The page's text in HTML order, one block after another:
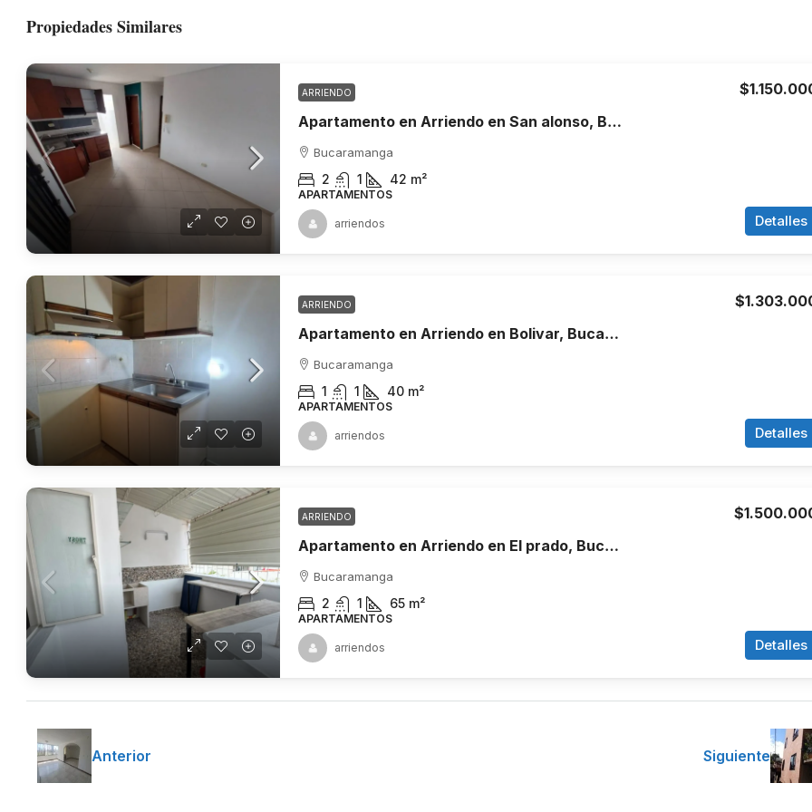
Propiedades Similares
ARRIENDO
Apartamento en Arriendo en San alonso, Bucaramanga
Bucaramanga
2 1 42 m²
APARTAMENTOS
Detalles
arriendos
ARRIENDO
Apartamento en Arriendo en Bolivar, Bucaramanga
Bucaramanga
1 1 40 m²
APARTAMENTOS
Detalles
arriendos
ARRIENDO
Apartamento en Arriendo en El prado, Bucaramanga
Bucaramanga
2 1 65 m²
APARTAMENTOS
Detalles
arriendos
Anterior Siguiente